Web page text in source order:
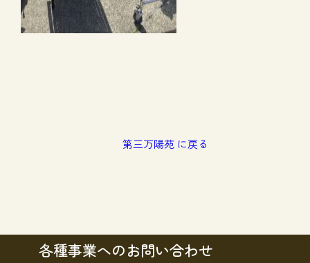
第三万陽苑 に戻る
各種事業へのお問い合わせ